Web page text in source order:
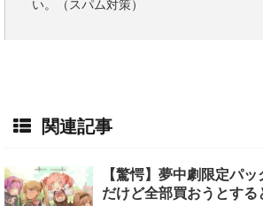
い。（スパム対策）
関連記事
【驚愕】夢中劇限定パ
だけど全部買おうとする